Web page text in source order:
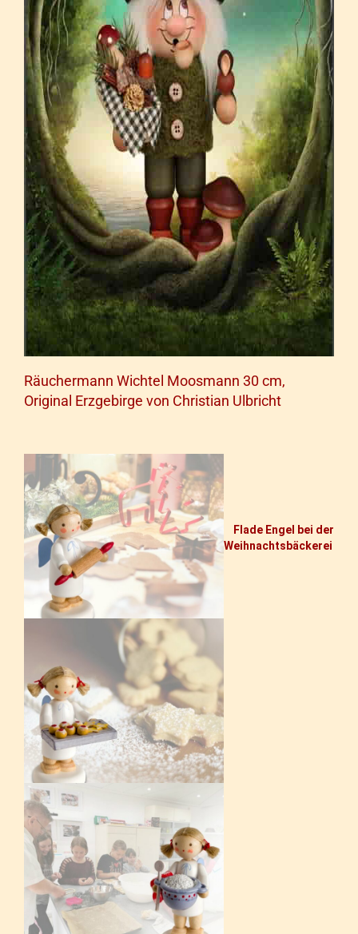
Räuchermann Wichtel Moosmann 30 cm,
Original Erzgebirge von Christian Ulbricht
Flade Engel bei der
Weihnachtsbäckerei